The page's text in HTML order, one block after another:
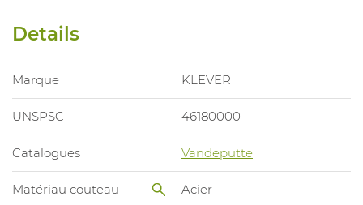
Details
Marque KLEVER
UNSPSC 46180000
Catalogues Vandeputte
Matériau couteau Acier